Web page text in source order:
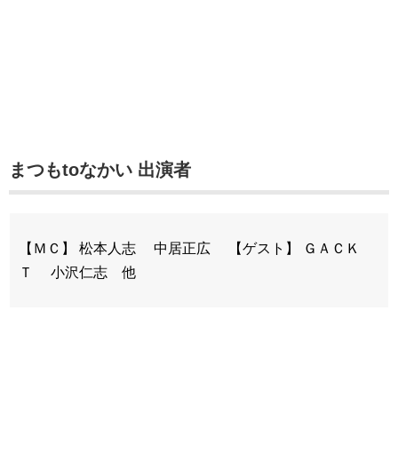
まつもtoなかい 出演者
【ＭＣ】 松本人志 中居正広 【ゲスト】 ＧＡＣＫ
Ｔ 小沢仁志 他